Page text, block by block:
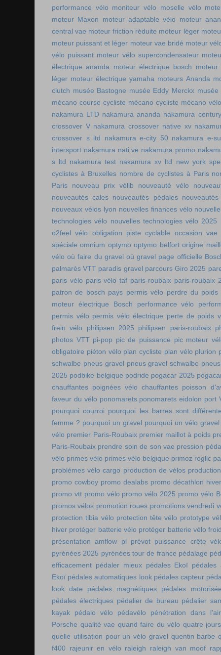
performance vélo moniteur vélo moselle vélo
moteur Maxon
moteur adaptable vélo
moteur
central vae moteur friction réduite moteur léger
moteur puissant et léger moteur vae bridé moteur
vélo puissant moteur vélo supercondensateur
électrique ananda
moteur électrique bosch
moteur
léger moteur électrique yamaha moteurs Ananda
clutch musée Bastogne musée Eddy Merckx
mécano course cycliste mécano cycliste mécano vélo
nakamura LTD nakamura ananda nakamura
crossover V nakamura crossover native xv
crossover s ltd
nakamura e-city 50 nakamura e-
intersport nakamura nati ve nakamura promo
s ltd nakamura test nakamura xv ltd
new york
cyclistes à Bruxelles nombre de cyclistes à Paris
Paris
nouveau prix vélib nouveauté vélo
nouveautés cales nouveautés pédales
nouveaux vélos lyon nouvelles finances vélo
technologies vélo nouvelles technologies vélo 2025
o2feel vélo
obligation piste cyclable
occasion vae
spéciale omnium optymo optymo belfort origine
vélo où faire du gravel où gravel page officielle
palmarès VTT paradis gravel parcours Giro 2025
paris vélo paris vélo taf paris-roubaix paris-roubaix
patron de bosch pays permis vélo perdre du poids
moteur électrique Bosch
performance vélo
permis vélo permis vélo électrique perte de poids
frein vélo
philipsen 2025 philipsen paris-roubaix
photos VTT pi-pop pic de puissance pic moteur
obligatoire piéton vélo plan cycliste plan vélo plurion
schwalbe pneus gravel pneus gravel schwalbe
2025 podbike belgique podride pogacar 2025
chauffantes poignées vélo chauffantes poisson
faveur du vélo ponomarets ponomarets eidolon port
pourquoi courroi pourquoi les barres sont
femme ? pourquoi un gravel pourquoi un vélo gravel
vélo premier Paris-Roubaix premier maillot à poids
Paris-Roubaix prendre soin de son vae pression
vélo primes vélo primes vélo belgique primoz roglic
problèmes vélo cargo production de vélos
promo cowboy promo dealabs promo décathlon hiver
promo vtt promo vélo promo vélo 2025 promo vélo
promos vélos promotion roues promotions vendredi
protection tibia vélo protection tête vélo prototype
hiver protéger batterie vélo protéger batterie vélo
présentation amflow pl
prévot puissance crête
pyrénées 2025 pyrénées tour de france pédalage
efficacement pédaler mieux pédales Ekoï pédales
Ekoï pédales automatiques look pédales capteur
look date
pédales magnétiques
pédales
pédales électriques pédalier de bureau pédalier
kayak
pédalo vélo pédavélo
pénétration dans l'air
Porsche qualité vae quand faire du vélo quatre
quelle utilisation pour un vélo gravel quentin barbe
f400 rajeunir en vélo raleigh raleigh van moof